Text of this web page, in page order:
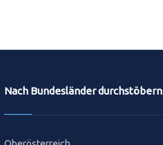
Nach Bundesländer durchstöbern